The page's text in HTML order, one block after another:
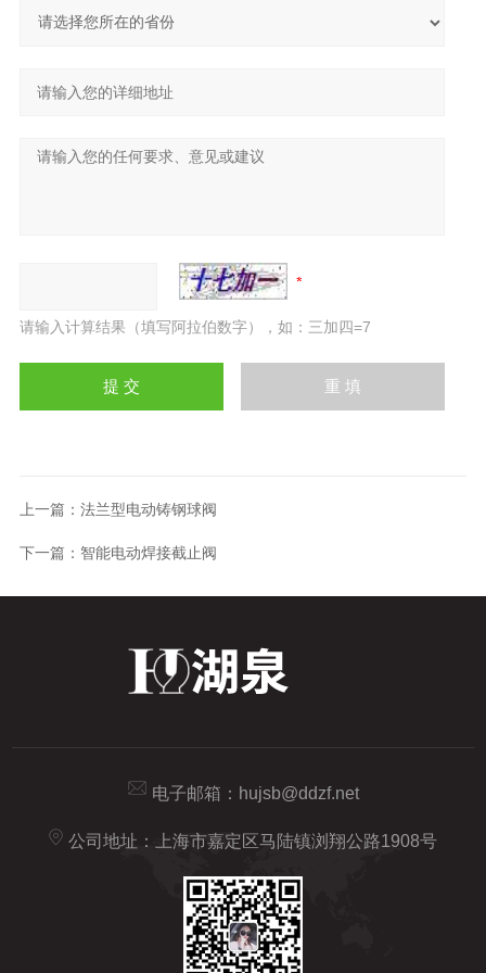
请输入计算结果（填写阿拉伯数字），如：三加四=7
上一篇： 法兰型电动铸钢球阀
下一篇： 智能电动焊接截止阀
电子邮箱： hujsb@ddzf.net
公司地址：上海市嘉定区马陆镇浏翔公路1908号